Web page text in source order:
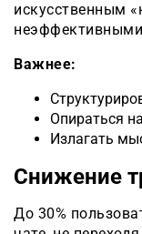
искусственным
Важнее:
Опираться
Излагать
Снижение
До 30%